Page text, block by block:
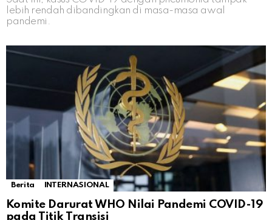
lebih rendah dibandingkan di masa-masa awal
pandemi.
Berita INTERNASIONAL
Komite Darurat WHO Nilai Pandemi COVID-19
pada Titik Transisi